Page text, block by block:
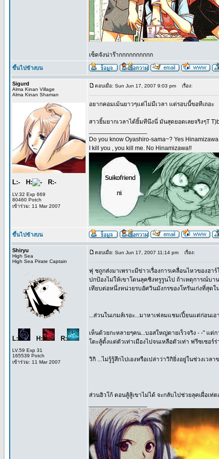
เซ็ตจังน่าร๊ากกกกกกกกกก
ขึ้นไปข้างบน
Sigurd
Alma Kinan Village
Alma Kinan Shaman
L:- H: R:-
LV.32 Exp 669
80460 Potch
เข้าร่วม: 11 Mar 2007
ตอบเมื่อ: Sun Jun 17, 2007 9:03 pm เรื่อง:
อยากคอมเม้นยาวๆแต่ไม่มีเวลา แต่รอบนี้ขอทีเถอะ
สาวยิ้มยากเวลาได้ยิ้มทีนึงนี่ มันสุดยอดเลยจริงๆT
Do you know Oyashiro-sama~? Yes
I kill you , you kill me. No Hinamizawa!!
ขึ้นไปข้างบน
Shiryu
High Sea
High Sea Pirate Captain
L: H: R:
LV.59 Exp 31
165539 Potch
เข้าร่วม: 11 Mar 2007
ตอบเมื่อ: Sun Jun 17, 2007 11:14 pm เรื่อง:
ฟุ ชถูกส่งมาเพราะมีข่าวเรื่องการเคลื่อนไหวของฮ
ปกป้องไม่ให้เขาโดนลุคชิงทรูรูนไป ถ้าเหตุการณ์บ
เทียบต่อหนึ่งหน่วยรบอัศวินมังกรของโทรันเก่งที่สุด
...ส่วนในเกมส์เรอะ...มาหาเฟลมแชมเปี้ยนแต่ก่อน
เห็นด้วยกะหลายๆคน...บอสใหญ่ตายเร็วจริง - -" แ
โตะสู้ตั้งแต่ตัวเท่าเมืองไปจนเหลือตัวเท่า ฟรีซเซอ
วิกิ ...ไม่รู้รู้สึกไปเองหรือเปล่าว่าวิกิยิ่งอยู่ในช่วงเว
ส่วนฮิวโก้ ตอนสู้สู้เขาไม่ได้ จะกลับไปช่วยลุคเผื่อเท่